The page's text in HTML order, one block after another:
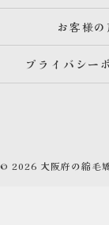
お客様の
プライバシー
© 2026 大阪府の縮毛